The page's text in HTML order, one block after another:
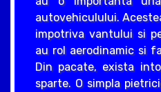
autovehiculului.
impotriva vantului si
au rol aerodinamic si
Din pacate, exista
sparte. O simpla